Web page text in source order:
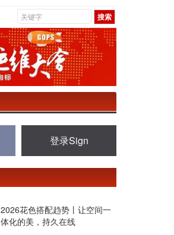
登录Sign
2026花色搭配趋势丨让空间一
体化的美，持久在线